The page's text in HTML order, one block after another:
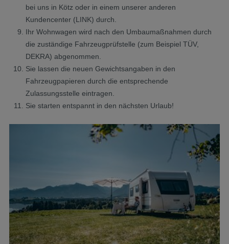
bei uns in Kötz oder in einem unserer anderen
Kundencenter (LINK) durch.
Ihr Wohnwagen wird nach den Umbaumaßnahmen durch
die zuständige Fahrzeugprüfstelle (zum Beispiel TÜV,
DEKRA) abgenommen.
Sie lassen die neuen Gewichtsangaben in den
Fahrzeugpapieren durch die entsprechende
Zulassungsstelle eintragen.
Sie starten entspannt in den nächsten Urlaub!